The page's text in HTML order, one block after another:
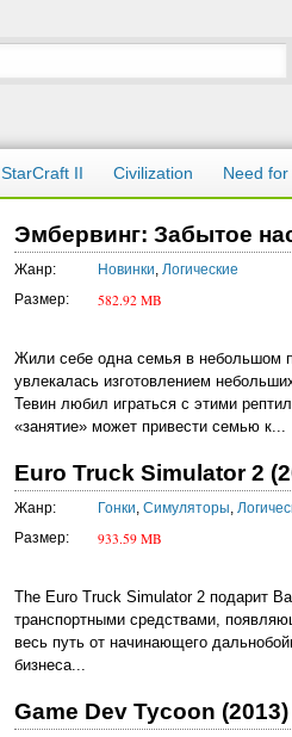
StarCraft II Civilization Need for
Эмбервинг: Забытое
Жанр: Новинки Логические
Размер: 582.92 MB
Жили себе одна семья в небольшом
увлекалась изготовлением
Тевин любил играться с этими
«занятие» может привести семью к...
Euro Truck Simulator 2
Жанр: Гонки Симуляторы
Размер: 933.59 MB
The Euro Truck Simulator 2 подарит
транспортными средствами,
весь путь от начинающего
бизнеса...
Game Dev Tycoon (2013)